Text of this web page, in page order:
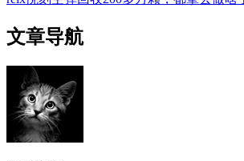
文章导航